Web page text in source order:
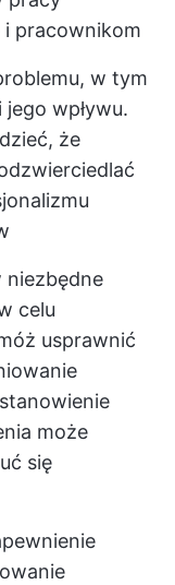
i pracownikom
w tym
wpływu.
że
niezbędne
celu
usprawnić
może
się